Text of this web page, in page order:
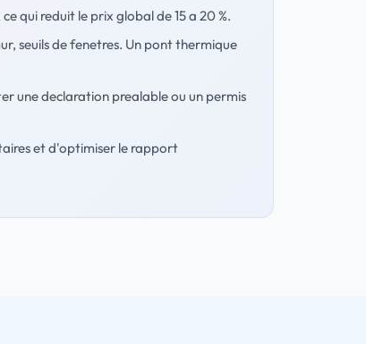
qui reduit le prix global de 15 a 20 %.
seuils de fenetres. Un pont thermique
une declaration prealable ou un permis
et d'optimiser le rapport